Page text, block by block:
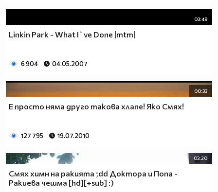
03:49
Linkin Park - What I`ve Done |mtm|
6 904 04.05.2007
00:33
Е просто няма друго такова хлапе! Яко Смях!
127 795 19.07.2010
03:20
Смях химн на ракията ;dd Доктора и Попа -
Ракиева чешма [hd][+sub] :)